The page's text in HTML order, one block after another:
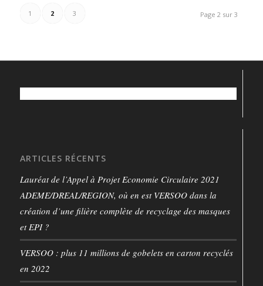
Page 2 sur 3
1 2 3
ARTICLES RÉCENTS
Lauréat de l’Appel à Projet Economie Circulaire 2021
ADEME/DREAL/REGION, où en est VERSOO dans la
création d’une filière complète de recyclage des masques
et EPI ?
VERSOO : plus 11 millions de gobelets en carton recyclés
en 2022